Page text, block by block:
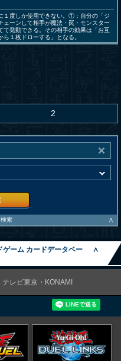
１度しか使用できない。①：自分の「ジ
ェーンして相手が魔法・罠・モンスター
て発動できる。その相手の効果は「お互
１枚ドローする」となる。
2
索 ∧
ーム カードデータベー
∧
レビ東京・KONAMI